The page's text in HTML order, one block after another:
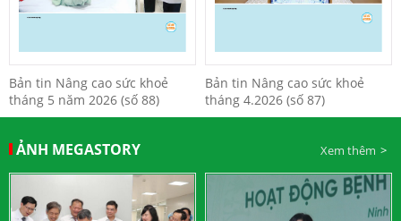
Bản tin Nâng cao sức khoẻ
tháng 5 năm 2026 (số 88)
Bản tin Nâng cao sức khoẻ
tháng 4.2026 (số 87)
ẢNH MEGASTORY Xem thêm